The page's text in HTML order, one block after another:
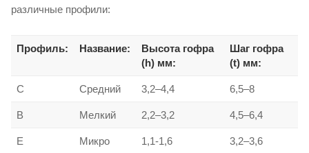
различные профили:
Профиль: Название:
Высота гофра
(h) мм:
Шаг гофра
(t) мм:
C Средний 3,2–4,4 6,5–8
B Мелкий 2,2–3,2 4,5–6,4
E Микро 1,1-1,6 3,2–3,6